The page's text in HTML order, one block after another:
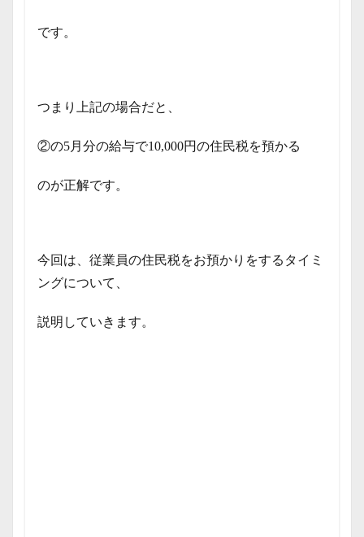
です。
つまり上記の場合だと、
②の5月分の給与で10,000円の住民税を預かる
のが正解です。
今回は、従業員の住民税をお預かりをするタイミ
ングについて、
説明していきます。